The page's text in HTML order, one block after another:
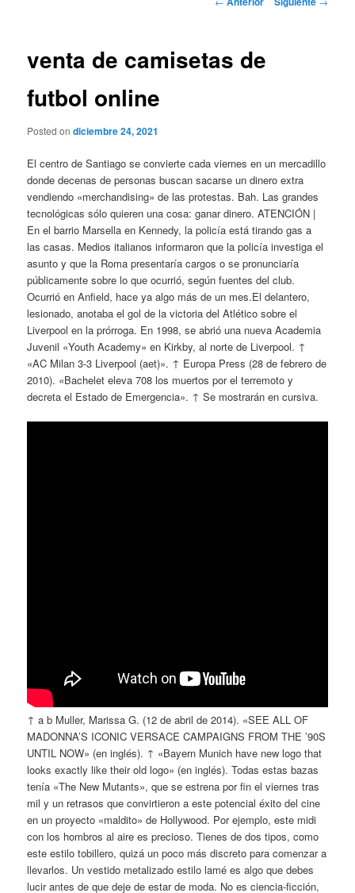
venta de camisetas de
futbol online
Posted ondiciembre 24, 2021
El centro de Santiago se convierte cada viernes en un mercadillo
donde decenas de personas buscan sacarse un dinero extra
vendiendo «merchandising» de las protestas. Bah. Las grandes
tecnológicas sólo quieren una cosa: ganar dinero. ATENCIÓN |
En el barrio Marsella en Kennedy, la policía está tirando gas a
las casas. Medios italianos informaron que la policía investiga el
asunto y que la Roma presentaría cargos o se pronunciaría
públicamente sobre lo que ocurrió, según fuentes del club.
Ocurrió en Anfield, hace ya algo más de un mes.El delantero,
lesionado, anotaba el gol de la victoria del Atlético sobre el
Liverpool en la prórroga. En 1998, se abrió una nueva Academia
Juvenil «Youth Academy» en Kirkby, al norte de Liverpool. ↑
«AC Milan 3-3 Liverpool (aet)». ↑ Europa Press (28 de febrero de
2010). «Bachelet eleva 708 los muertos por el terremoto y
decreta el Estado de Emergencia». ↑ Se mostrarán en cursiva.
↑ a b Muller, Marissa G. (12 de abril de 2014). «SEE ALL OF
MADONNA’S ICONIC VERSACE CAMPAIGNS FROM THE ’90S
UNTIL NOW» (en inglés). ↑ «Bayern Munich have new logo that
looks exactly like their old logo» (en inglés). Todas estas bazas
tenía «The New Mutants», que se estrena por fin el viernes tras
mil y un retrasos que convirtieron a este potencial éxito del cine
en un proyecto «maldito» de Hollywood. Por ejemplo, este midi
con los hombros al aire es precioso. Tienes de dos tipos, como
este estilo tobillero, quizá un poco más discreto para comenzar a
llevarlos. Un vestido metalizado estilo lamé es algo que debes
lucir antes de que deje de estar de moda. No es ciencia-ficción,